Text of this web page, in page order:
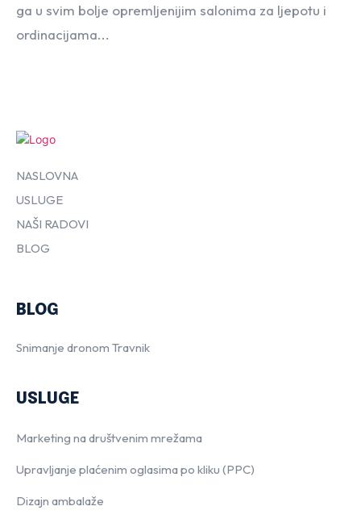
ga u svim bolje opremljenijim salonima za ljepotu i
ordinacijama...
NASLOVNA
USLUGE
NAŠI RADOVI
BLOG
BLOG
Snimanje dronom Travnik
USLUGE
Marketing na društvenim mrežama
Upravljanje plaćenim oglasima po kliku (PPC)
Dizajn ambalaže